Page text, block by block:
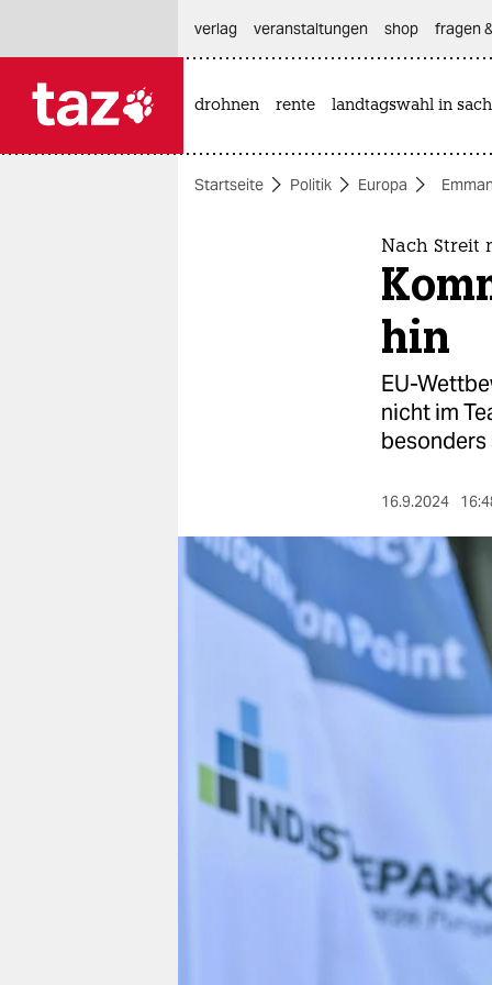
themen
nord
wahrheit
veranstaltungen
shop
fragen & hilfe
unterstützen
verlag
veranstaltungen shop fragen
drohnen rente landtagswahl in
Startseite Politik Europa
Nach Streit
hin
EU-
nicht im
besonders
16.9.2024